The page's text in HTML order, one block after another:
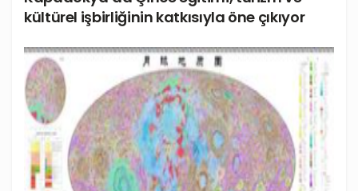
kültürel işbirliğinin katkısıyla öne çıkıyor